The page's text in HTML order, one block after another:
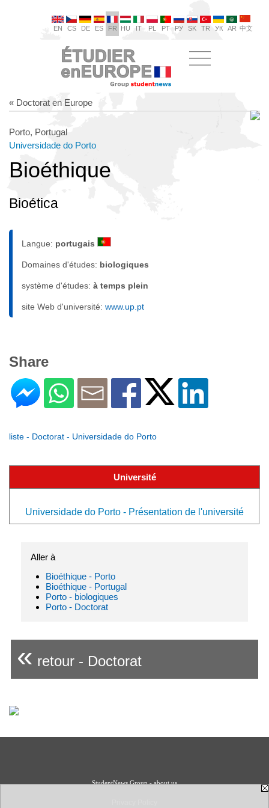
EN CS DE ES FR HU IT PL PT РУ SK TR УК AR 中文
« Doctorat en Europe
Porto, Portugal
Universidade do Porto
Bioéthique
Bioética
Langue: portugais
Domaines d'études: biologiques
système d'études: à temps plein
site Web d'université: www.up.pt
Share
liste - Doctorat - Universidade do Porto
Université
Universidade do Porto - Présentation de l'université
Aller à
Bioéthique - Porto
Bioéthique - Portugal
Porto - biologiques
Porto - Doctorat
« retour - Doctorat
StudentNews Group - about us